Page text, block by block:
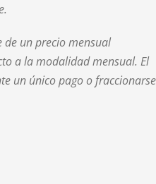
de un precio mensual
a la modalidad mensual. El
un único pago o fraccionarse